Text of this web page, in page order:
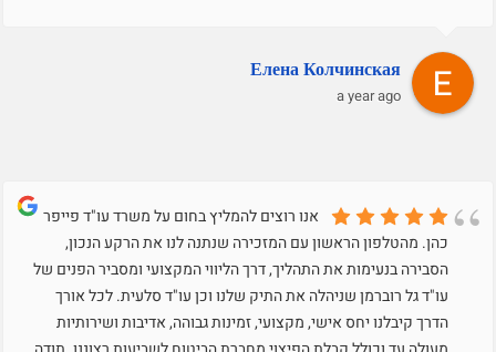
Елена Колчинская
a year ago
אנו רוצים להמליץ בחום על משרד עו"ד פייפר
כהן. מהטלפון הראשון עם המזכירה שנתנה לנו את הרקע הנכון,
הסבירה בנעימות את התהליך, דרך הליווי המקצועי ומסביר הפנים של
עו"ד גל רוברמן שניהלה את התיק שלנו וכן עו"ד סלעית. לכל אורך
הדרך קיבלנו יחס אישי, מקצועי, זמינות גבוהה, אדיבות ושירותיות